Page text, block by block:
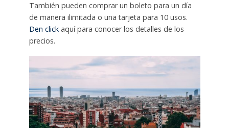
También pueden comprar un boleto para un día
de manera ilimitada o una tarjeta para 10 usos.
Den clickaquí para conocer los detalles de los
precios.